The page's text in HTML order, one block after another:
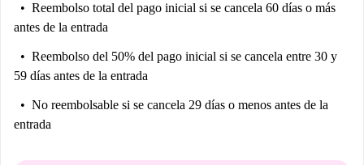
Reembolso total del pago inicial si se cancela 60 días o más
antes de la entrada
Reembolso del 50% del pago inicial si se cancela entre 30 y
59 días antes de la entrada
No reembolsable si se cancela 29 días o menos antes de la
entrada